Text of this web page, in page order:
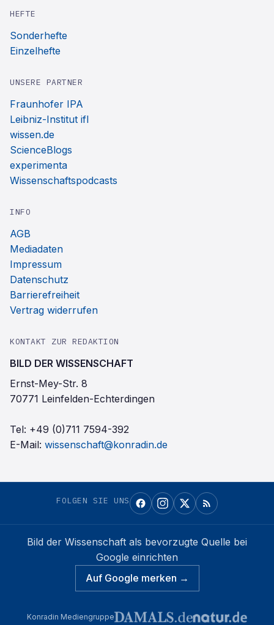
HEFTE
Sonderhefte
Einzelhefte
UNSERE PARTNER
Fraunhofer IPA
Leibniz-Institut ifl
wissen.de
ScienceBlogs
experimenta
Wissenschaftspodcasts
INFO
AGB
Mediadaten
Impressum
Datenschutz
Barrierefreiheit
Vertrag widerrufen
KONTAKT ZUR REDAKTION
BILD DER WISSENSCHAFT
Ernst-Mey-Str. 8
70771 Leinfelden-Echterdingen
Tel: +49 (0)711 7594-392
E-Mail: wissenschaft@konradin.de
FOLGEN SIE UNS
Bild der Wissenschaft als bevorzugte Quelle bei
Google einrichten
Auf Google merken →
Konradin Mediengruppe